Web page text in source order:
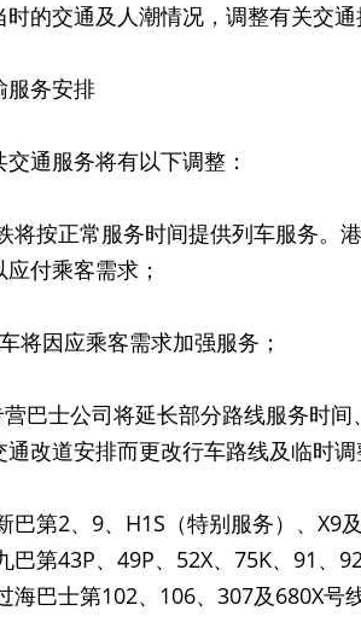
时的交通及人潮情况，调整有关交通
服务安排
服务将有以下调整：
将按正常服务时间提供列车服务
付乘客需求；
将因应乘客需求加强服务；
营巴士公司将延长部分路线服务时
通改道安排而更改行车路线及临时
第2、9、H1S（特别服务）、X9及
第43P、49P、52X、75K、91、92
巴士第102、106、307及680X号